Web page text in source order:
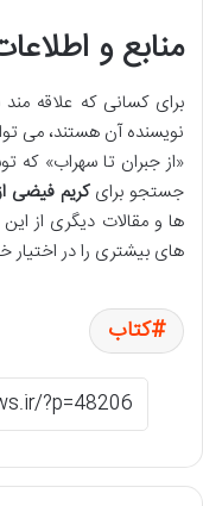
منابع و
برای کسانی که علاقه
نویسنده آن هستند، می
«از جبران تا سهراب» که
جستجو برایکریم فیضی
ها و مقالات دیگری از
های بیشتری را در اختیار
کتاب